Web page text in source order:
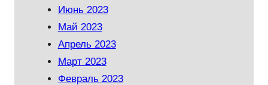
Июнь 2023
Май 2023
Апрель 2023
Март 2023
Февраль 2023